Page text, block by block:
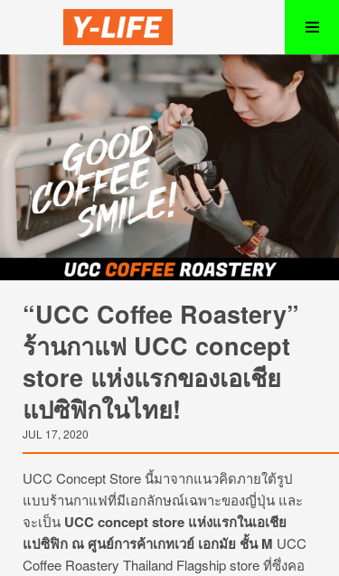
“UCC Coffee Roastery”
ร้านกาแฟ UCC concept
store แห่งแรกของเอเชีย
แปซิฟิกในไทย!
JUL 17, 2020
UCC Concept Store นี้มาจากแนวคิดภายใต้รูป
แบบร้านกาแฟที่มีเอกลักษณ์เฉพาะของญี่ปุ่น และ
จะเป็น UCC concept store แห่งแรกในเอเชีย
แปซิฟิก ณศูนย์การค้าเกทเวย์ เอกมัย ชั้นM UCC
Coffee Roastery Thailand Flagship storeที่ซึ่งคอ